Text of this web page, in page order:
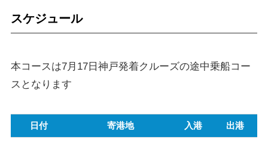
スケジュール
本コースは7月17日神戸発着クルーズの途中乗船コー
スとなります
日付 寄港地 入港 出港